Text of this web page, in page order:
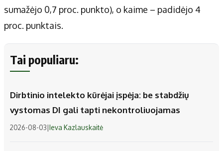
sumažėjo 0,7 proc. punkto), o kaime – padidėjo 4
proc. punktais.
Tai populiaru:
Dirbtinio intelekto kūrėjai įspėja: be stabdžių
vystomas DI gali tapti nekontroliuojamas
2026-08-03|Ieva Kazlauskaitė